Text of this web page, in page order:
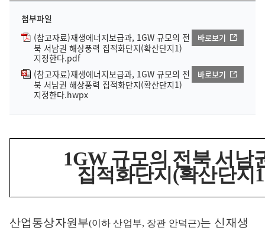
첨부파일
(참고자료)재생에너지보급과, 1GW 규모의 전
북 서남권 해상풍력 집적화단지(확산단지1)
지정한다.pdf
바로보기
(참고자료)재생에너지보급과, 1GW 규모의 전
북 서남권 해상풍력 집적화단지(확산단지1)
지정한다.hwpx
바로보기
1GW 규모의 전북 서남
집적화단지 (확산단지
산업통상자원부(이하 산업부, 장관 안덕근)는 신재생